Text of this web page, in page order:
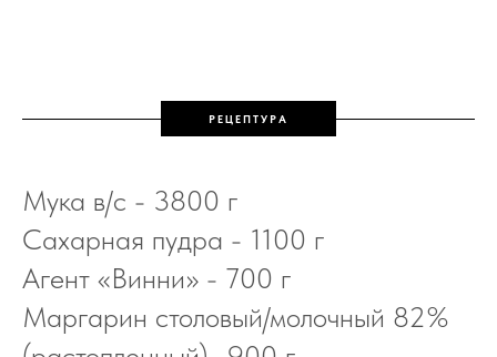
РЕЦЕПТУРА
Мука в/с - 3800 г
Сахарная пудра - 1100 г
Агент «Винни» - 700 г
Маргарин столовый/молочный 82%